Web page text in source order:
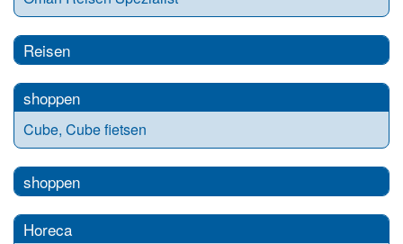
Reisen
shoppen
Cube, Cube fietsen
shoppen
Horeca